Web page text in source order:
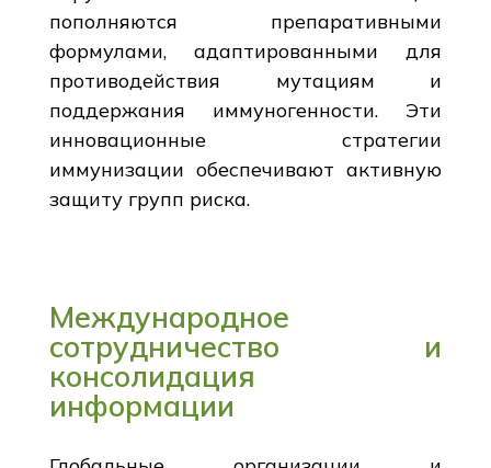
пополняются препаративными
формулами, адаптированными для
противодействия мутациям и
поддержания иммуногенности. Эти
инновационные стратегии
иммунизации обеспечивают активную
защиту групп риска.
Международное
сотрудничество и
консолидация
информации